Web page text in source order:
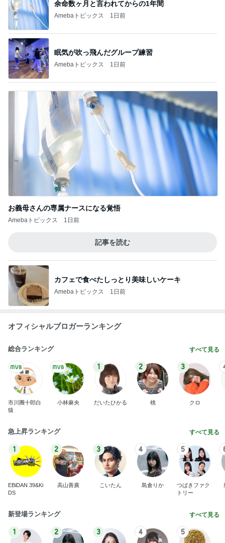
余命数ヶ月と言われてからの1年間
Amebaトピックス 1日前
眠気が吹っ飛んだグループ練習
Amebaトピックス 1日前
お義母さんの専属ナースになる覚悟
Amebaトピックス 1日前
記事を読む
カフェで食べたしっとり美味しいケーキ
Amebaトピックス 1日前
オフィシャルブロガーランキング
総合ランキング すべて見る
市川團十郎白
猿
小林麻央
1
だいたひかる
2
桃
3
クロ
急上昇ランキング すべて見る
1
EBiDAN 39&Ki
DS
2
高山善廣
3
こいたん
4
島倉りか
5
つばきファク
トリー
新登場ランキング すべて見る
1 2 3 4 5